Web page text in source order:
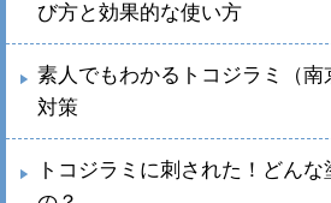
び方と効果的な使い方
素人でもわかるトコジラミ（南
対策
トコジラミに刺された！どん